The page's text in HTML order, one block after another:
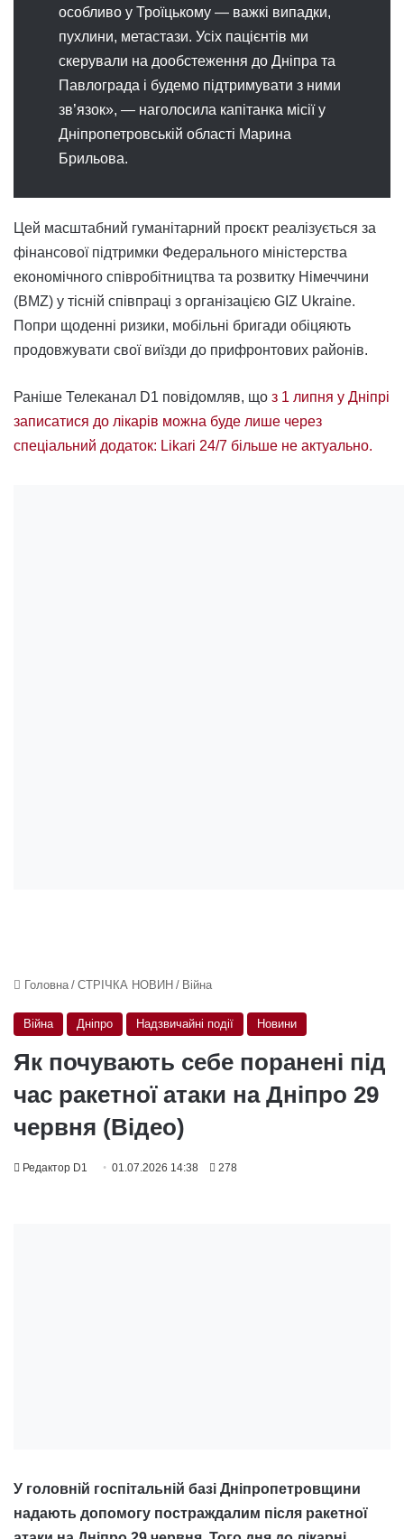
особливо у Троїцькому — важкі випадки,
пухлини, метастази. Усіх пацієнтів ми
скерували на дообстеження до Дніпра та
Павлограда і будемо підтримувати з ними
зв’язок», — наголосила капітанка місії у
Дніпропетровській області Марина
Брильова.
Цей масштабний гуманітарний проєкт реалізується за
фінансової підтримки Федерального міністерства
економічного співробітництва та розвитку Німеччини
(BMZ) у тісній співпраці з організацією GIZ Ukraine.
Попри щоденні ризики, мобільні бригади обіцяють
продовжувати свої виїзди до прифронтових районів.
Раніше Телеканал D1 повідомляв, що з 1 липня у Дніпрі
записатися до лікарів можна буде лише через
спеціальний додаток: Likari 24/7 більше не актуально.